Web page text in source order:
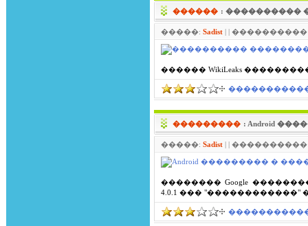
������ : ����������
�����: Sadist| | ����������:
������ WikiLeaks
�����������
��������� : Android
�����: Sadist| | ����������:
�������� Google
4.0.1 ��� "������������"
�����������